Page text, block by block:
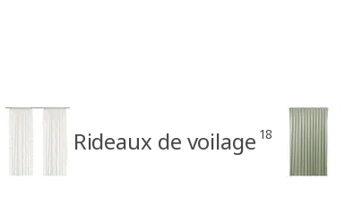
Rideaux de voilage 18